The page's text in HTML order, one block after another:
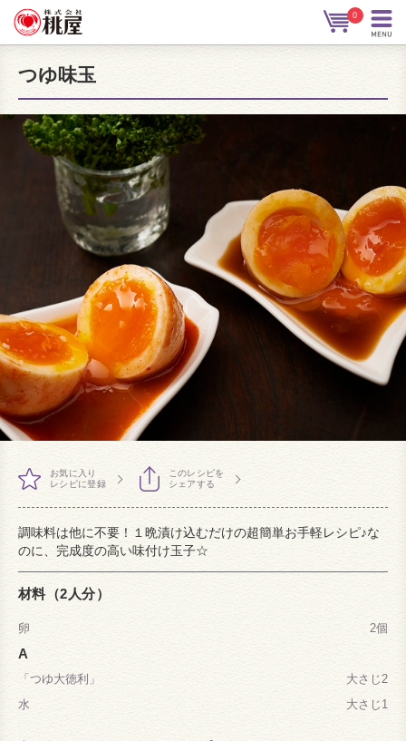
0
つゆ味玉
お気に入り
レシピに登録
このレシピを
シェアする
調味料は他に不要！１晩漬け込むだけの超簡単お手軽レシピ♪な
のに、完成度の高い味付け玉子☆
材料（2人分）
卵 2個
A
「つゆ大徳利」
大さじ2
水
大さじ1